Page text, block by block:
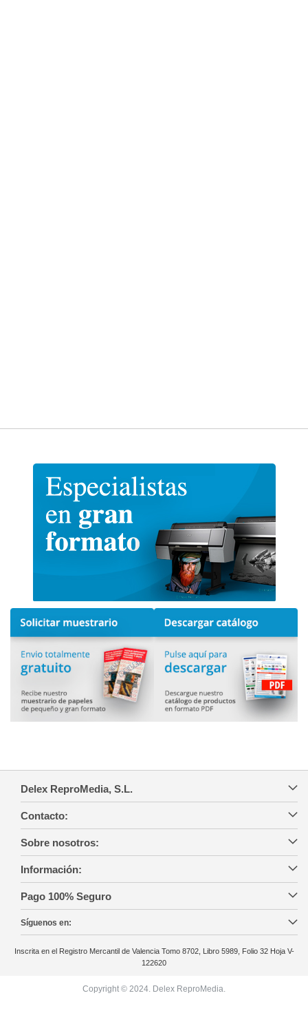
Delex ReproMedia, S.L.
Contacto:
Sobre nosotros:
Información:
Pago 100% Seguro
Síguenos en:
Inscrita en el Registro Mercantil de Valencia Tomo 8702, Libro 5989, Folio 32 Hoja V-
122620
Copyright © 2024. Delex ReproMedia.